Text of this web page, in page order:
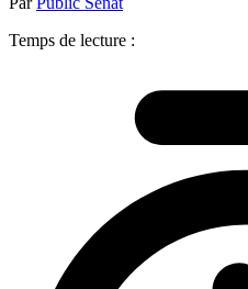
Temps de lecture :